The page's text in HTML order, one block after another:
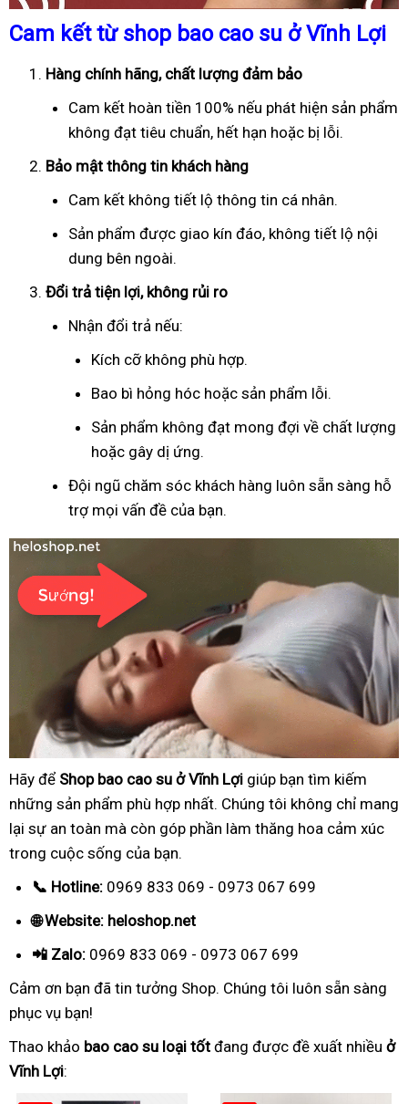
Cam kết từ shop bao cao su ở Vĩnh Lợi
Hàng chính hãng, chất lượng đảm bảo
Cam kết hoàn tiền 100% nếu phát hiện sản phẩm
không đạt tiêu chuẩn, hết hạn hoặc bị lỗi.
Bảo mật thông tin khách hàng
Cam kết không tiết lộ thông tin cá nhân.
Sản phẩm được giao kín đáo, không tiết lộ nội
dung bên ngoài.
Đổi trả tiện lợi, không rủi ro
Nhận đổi trả nếu:
Kích cỡ không phù hợp.
Bao bì hỏng hóc hoặc sản phẩm lỗi.
Sản phẩm không đạt mong đợi về chất lượng
hoặc gây dị ứng.
Đội ngũ chăm sóc khách hàng luôn sẵn sàng hỗ
trợ mọi vấn đề của bạn.
Hãy để Shop bao cao su ở Vĩnh Lợi giúp bạn tìm kiếm
những sản phẩm phù hợp nhất. Chúng tôi không chỉ mang
lại sự an toàn mà còn góp phần làm thăng hoa cảm xúc
trong cuộc sống của bạn.
📞 Hotline: 0969 833 069 - 0973 067 699
🌐 Website: heloshop.net
📲 Zalo: 0969 833 069 - 0973 067 699
Cảm ơn bạn đã tin tưởng Shop. Chúng tôi luôn sẵn sàng
phục vụ bạn!
Thao khảo bao cao su loại tốt đang được đề xuất nhiều ở
Vĩnh Lợi: